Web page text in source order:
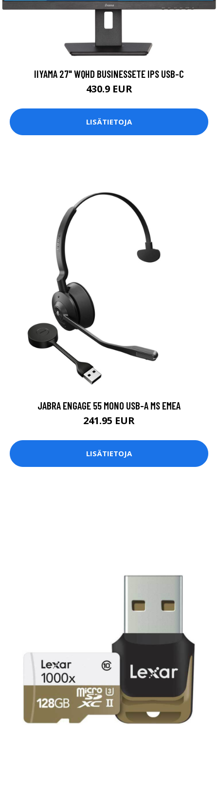
IIYAMA 27" WQHD BUSINESSETE IPS USB-C
430.9 EUR
LISÄTIETOJA
JABRA ENGAGE 55 MONO USB-A MS EMEA
241.95 EUR
LISÄTIETOJA